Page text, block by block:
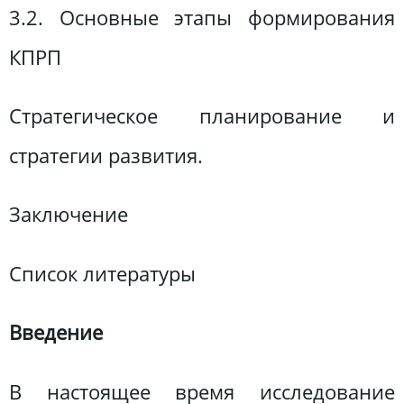
3.2. Основные этапы формирования
КПРП
Стратегическое планирование и
стратегии развития.
Заключение
Список литературы
Введение
В настоящее время исследование